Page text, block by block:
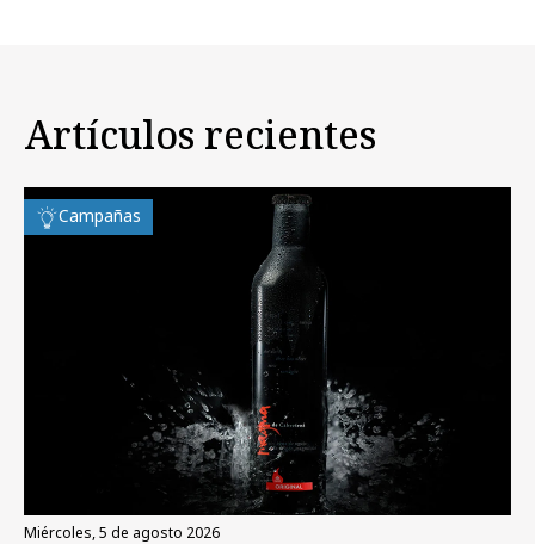
Artículos recientes
Campañas
miércoles, 5 de agosto 2026